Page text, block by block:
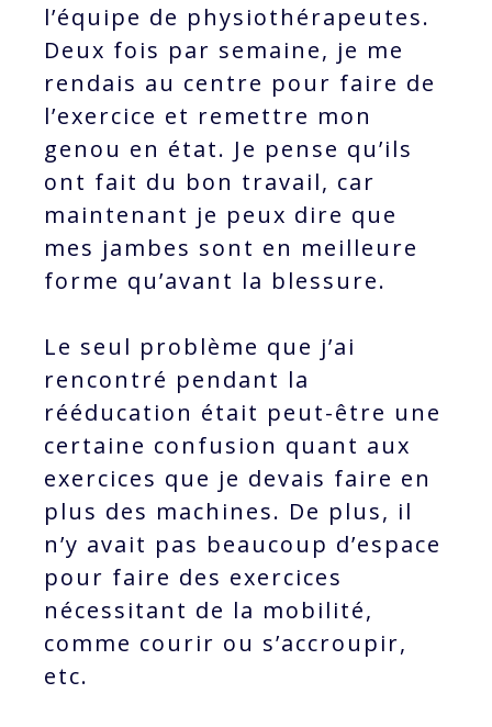
l’équipe de physiothérapeutes.
Deux fois par semaine, je me
rendais au centre pour faire de
l’exercice et remettre mon
genou en état. Je pense qu’ils
ont fait du bon travail, car
maintenant je peux dire que
mes jambes sont en meilleure
forme qu’avant la blessure.
Le seul problème que j’ai
rencontré pendant la
rééducation était peut-être une
certaine confusion quant aux
exercices que je devais faire en
plus des machines. De plus, il
n’y avait pas beaucoup d’espace
pour faire des exercices
nécessitant de la mobilité,
comme courir ou s’accroupir,
etc.